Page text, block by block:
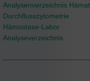
Analysenverzeichnis
Durchflusszytometrie
Hämostase-Labor
Analyseverzeichnis